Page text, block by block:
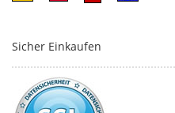
Sicher Einkaufen